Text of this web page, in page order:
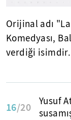
Orijinal adı
Komedyası,
verdiği isimdir.
16/20
Yusuf